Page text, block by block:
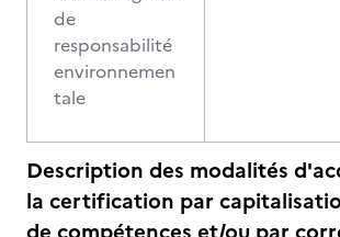
de
responsabilité
environnemen
tale
Description des modalités
la certification par